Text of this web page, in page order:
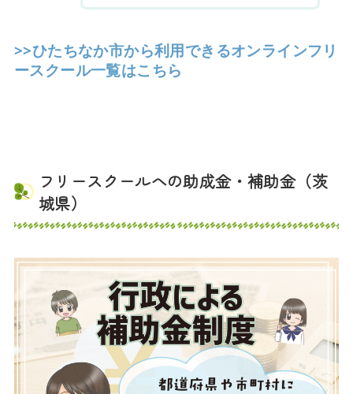
>>ひたちなか市から利用できるオンラインフリ
ースクール一覧はこちら
フリースクールへの助成金・補助金（茨
城県）